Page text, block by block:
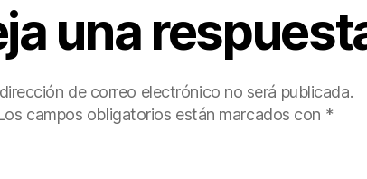
una
de correo electrónico no será publicada.
campos obligatorios están marcados con *